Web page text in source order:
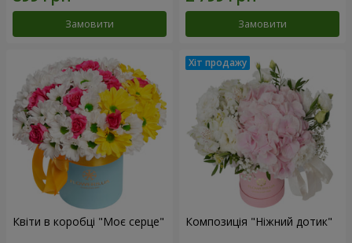
Замовити Замовити
Квіти в коробці "Моє серце" Композиція "Ніжний дотик"